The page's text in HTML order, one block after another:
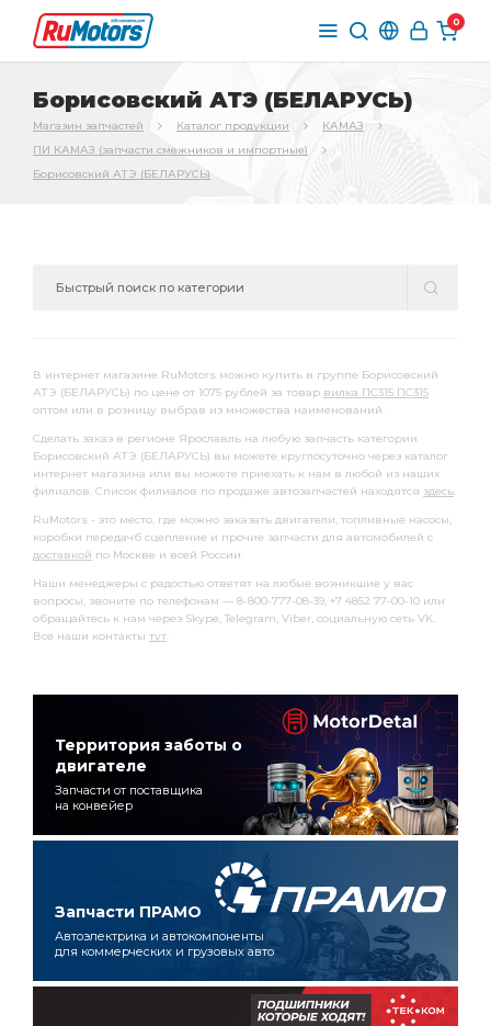
0
Борисовский АТЭ (БЕЛАРУСЬ)
Магазин запчастей Каталог продукции
КАМАЗ
ПИ КАМАЗ (запчасти смежников и импортные)
Борисовский АТЭ (БЕЛАРУСЬ)
В интернет магазине RuMotors можно купить в группе Борисовский
АТЭ (БЕЛАРУСЬ) по цене от 1075 рублей за товар вилка ПС315 ПС315
оптом или в розницу выбрав из множества наименований.
Сделать заказ в регионе Ярославль на любую запчасть категории
Борисовский АТЭ (БЕЛАРУСЬ) вы можете круглосуточно через каталог
интернет магазина или вы можете приехать к нам в любой из наших
филиалов. Список филиалов по продаже автозапчастей находятся здесь.
RuMotors - это место, где можно заказать двигатели, топливные насосы,
коробки передачб сцепление и прочие запчасти для автомобилей с
доставкой по Москве и всей России.
Наши менеджеры с радостью ответят на любые возникшие у вас
вопросы, звоните по телефонам — 8-800-777-08-39, +7 4852 77-00-10 или
обращайтесь к нам через Skype, Telegram, Viber, социальную сеть VK.
Все наши контакты тут.
Территория заботы о
двигателе
Запчасти от поставщика
на конвейер
Запчасти ПРАМО
Автоэлектрика и автокомпоненты
для коммерческих и грузовых авто